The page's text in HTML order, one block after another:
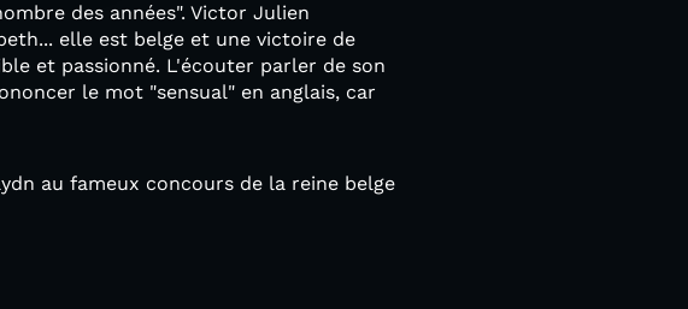
des années". Victor Julien
elle est belge et une victoire de
et passionné. L'écouter parler de son
le mot "sensual" en anglais, car
au fameux concours de la reine belge